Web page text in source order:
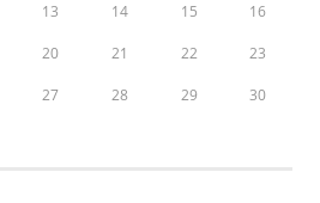
13 14 15 16
20 21 22 23
27 28 29 30